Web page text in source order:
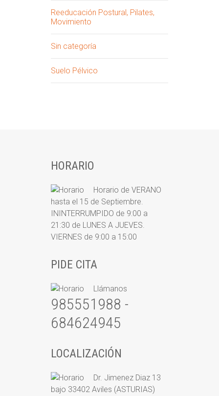
Reeducación Postural, Pilates,
Movimiento
Sin categoría
Suelo Pélvico
HORARIO
Horario de VERANO
hasta el 15 de Septiembre.
ININTERRUMPIDO de 9:00 a
21:30 de LUNES A JUEVES.
VIERNES de 9:00 a 15:00
PIDE CITA
Llámanos
985551988 -
684624945
LOCALIZACIÓN
Dr. Jimenez Diaz 13
bajo 33402 Aviles (ASTURIAS)